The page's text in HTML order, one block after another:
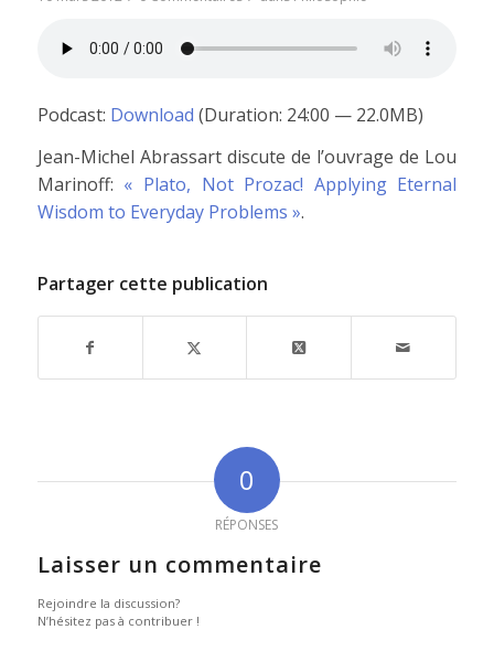
Podcast: Download (Duration: 24:00 — 22.0MB)
Jean-Michel Abrassart discute de l’ouvrage de Lou
Marinoff: « Plato, Not Prozac! Applying Eternal
Wisdom to Everyday Problems ».
Partager cette publication
0
RÉPONSES
Laisser un commentaire
Rejoindre la discussion?
N’hésitez pas à contribuer !